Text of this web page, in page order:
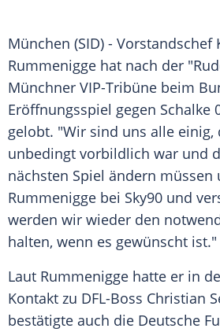
München (SID) - Vorstandschef
Rummenigge hat nach der "
Münchner VIP-Tribüne beim
Eröffnungsspiel gegen Schalke
gelobt. "Wir sind uns alle einig,
unbedingt vorbildlich war und
nächsten Spiel ändern müssen
Rummenigge bei Sky90 und
werden wir wieder den
halten, wenn es gewünscht ist."
Laut Rummenigge hatte er in
Kontakt zu DFL-Boss Christian
bestätigte auch die Deutsche